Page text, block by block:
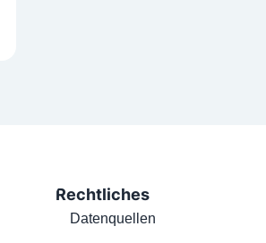
Rechtliches
Datenquellen